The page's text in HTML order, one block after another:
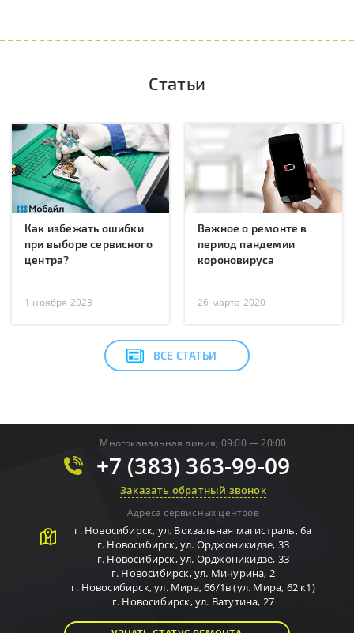
Статьи
Как избежать ошибки
при выборе сервисного
центра?
1 ноября 2023
Важное о ремонте в
период пандемии
короновируса
26 марта 2020
ВСЕ СТАТЬИ
Многоканальная линия, 09:00 — 20:00
+7 (383) 363-99-09
Заказать обратный звонок
Адреса сервисных центров
г. Новосибирск, ул. Вокзальная магистраль, 6а
г. Новосибирск,ул. Орджоникидзе, 33
г. Новосибирск,ул. Орджоникидзе, 33
г. Новосибирск,ул. Мичурина, 2
г. Новосибирск,ул. Мира, 66/1в (ул. Мира, 62 к1)
г. Новосибирск,ул. Ватутина, 27